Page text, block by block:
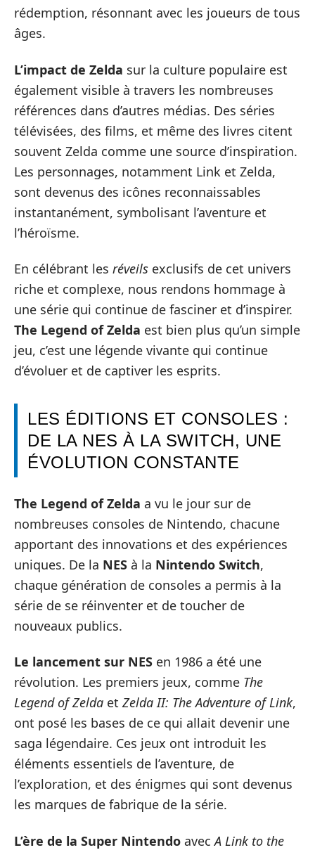
rédemption, résonnant avec les joueurs de tous
âges.
L’impact de Zelda sur la culture populaire est
également visible à travers les nombreuses
références dans d’autres médias. Des séries
télévisées, des films, et même des livres citent
souvent Zelda comme une source d’inspiration.
Les personnages, notamment Link et Zelda,
sont devenus des icônes reconnaissables
instantanément, symbolisant l’aventure et
l’héroïsme.
En célébrant les réveils exclusifs de cet univers
riche et complexe, nous rendons hommage à
une série qui continue de fasciner et d’inspirer.
The Legend of Zelda est bien plus qu’un simple
jeu, c’est une légende vivante qui continue
d’évoluer et de captiver les esprits.
LES ÉDITIONS ET CONSOLES :
DE LA NES À LA SWITCH, UNE
ÉVOLUTION CONSTANTE
The Legend of Zelda a vu le jour sur de
nombreuses consoles de Nintendo, chacune
apportant des innovations et des expériences
uniques. De la NES à la Nintendo Switch,
chaque génération de consoles a permis à la
série de se réinventer et de toucher de
nouveaux publics.
Le lancement sur NES en 1986 a été une
révolution. Les premiers jeux, comme The
Legend of Zelda et Zelda II: The Adventure of Link,
ont posé les bases de ce qui allait devenir une
saga légendaire. Ces jeux ont introduit les
éléments essentiels de l’aventure, de
l’exploration, et des énigmes qui sont devenus
les marques de fabrique de la série.
L’ère de la Super Nintendo avecA Link to the